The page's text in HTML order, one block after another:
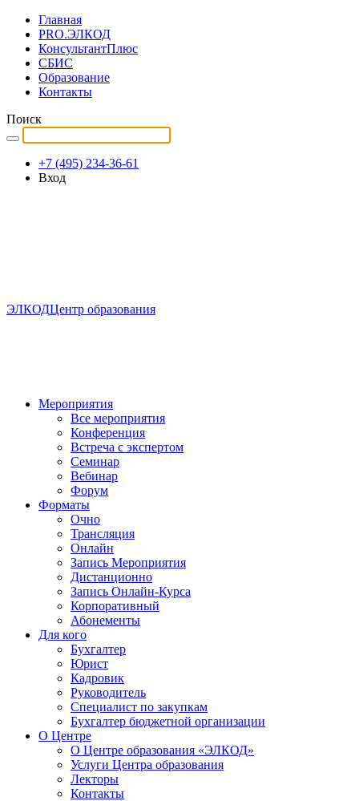
Главная
PRO.ЭЛКОД
КонсультантПлюс
СБИС
Образование
Контакты
Поиск
+7 (495) 234-36-61
Вход
ЭЛКОДЦентр образования
Мероприятия
Все мероприятия
Конференция
Встреча с экспертом
Семинар
Вебинар
Форум
Форматы
Очно
Трансляция
Онлайн
Запись Мероприятия
Дистанционно
Запись Онлайн-Курса
Корпоративный
Абонементы
Для кого
Бухгалтер
Юрист
Кадровик
Руководитель
Специалист по закупкам
Бухгалтер бюджетной организации
О Центре
О Центре образования «ЭЛКОД»
Услуги Центра образования
Лекторы
Контакты